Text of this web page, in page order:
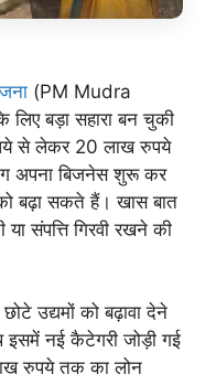
(PM Mudra
लिए बड़ा सहारा बन चुकी
से लेकर 20 लाख रुपये
अपना बिजनेस शुरू कर
बढ़ा सकते हैं। खास बात
संपत्ति गिरवी रखने की
उद्यमों को बढ़ावा देने
नई कैटेगरी जोड़ी गई
रुपये तक का लोन